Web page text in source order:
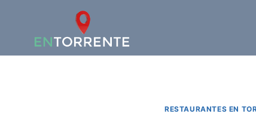
contenido
RESTAURANTES EN